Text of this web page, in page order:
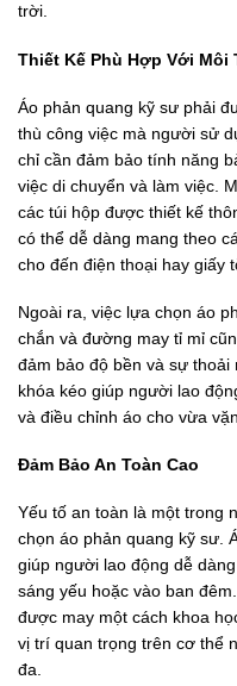
trời.
Thiết Kế Phù Hợp Với Môi
Áo phản quang kỹ sư phải
thù công việc mà người sử
chỉ cần đảm bảo tính năng
việc di chuyển và làm việc.
các túi hộp được thiết kế
có thể dễ dàng mang theo
cho đến điện thoại hay giấy
Ngoài ra, việc lựa chọn áo
chắn và đường may tỉ mỉ
đảm bảo độ bền và sự
khóa kéo giúp người lao
và điều chỉnh áo cho vừa
Đảm Bảo An Toàn Cao
Yếu tố an toàn là một trong
chọn áo phản quang kỹ sư.
giúp người lao động dễ
sáng yếu hoặc vào ban
được may một cách khoa
vị trí quan trọng trên cơ thể
đa.